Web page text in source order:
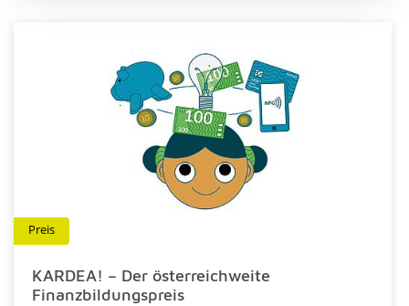
Preis
KARDEA! – Der österreichweite
Finanzbildungspreis